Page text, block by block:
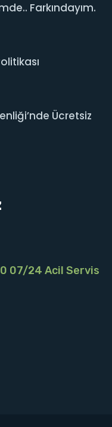
Farkındayım.
Ücretsiz
07/24 Acil Servis